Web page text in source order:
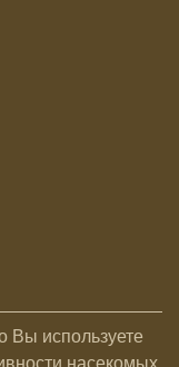
Вы используете